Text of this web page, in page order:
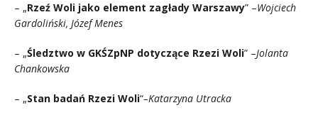
– „Rzeź Woli jako element zagłady Warszawy” –Wojciech
Gardoliński, Józef Menes
– „Śledztwo w GKŚZpNP dotyczące Rzezi Woli” –Jolanta
Chankowska
– „Stan badań Rzezi Woli“–Katarzyna Utracka